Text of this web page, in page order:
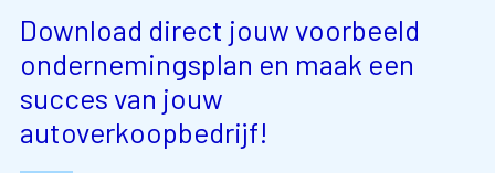
Download direct jouw voorbeeld
ondernemingsplan en maak een
succes van jouw
autoverkoopbedrijf!